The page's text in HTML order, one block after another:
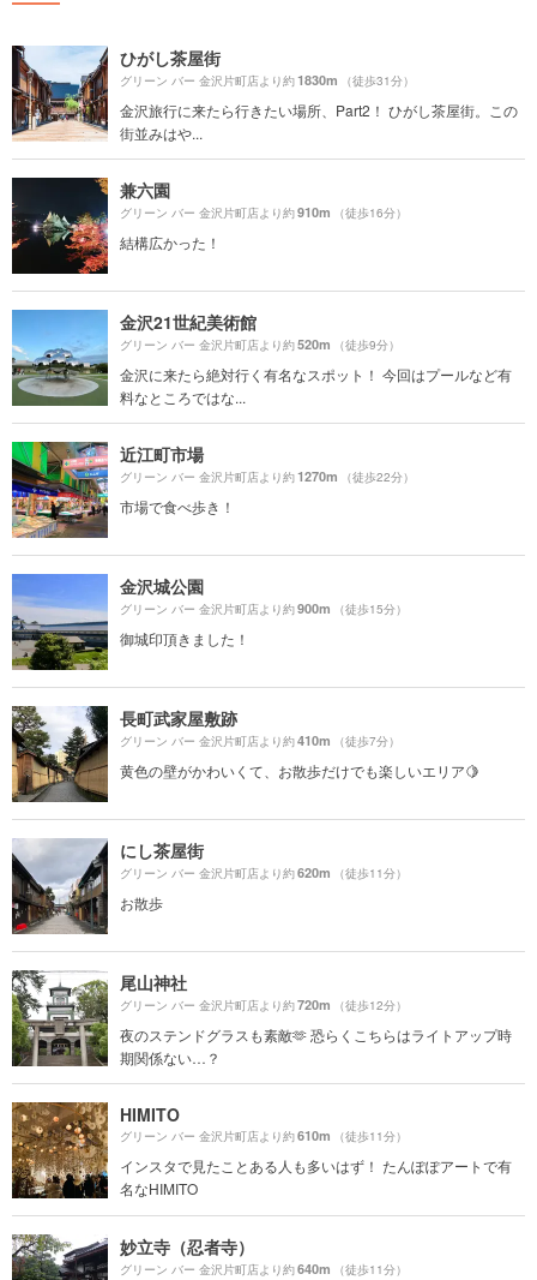
ひがし茶屋街
グリーン バー 金沢片町店より約1830m （徒歩31分）
金沢旅行に来たら行きたい場所、Part2！ ひがし茶屋街。この
街並みはや...
兼六園
グリーン バー 金沢片町店より約910m （徒歩16分）
結構広かった！
金沢21世紀美術館
グリーン バー 金沢片町店より約520m （徒歩9分）
金沢に来たら絶対行く有名なスポット！ 今回はプールなど有
料なところではな...
近江町市場
グリーン バー 金沢片町店より約1270m （徒歩22分）
市場で食べ歩き！
金沢城公園
グリーン バー 金沢片町店より約900m （徒歩15分）
御城印頂きました！
長町武家屋敷跡
グリーン バー 金沢片町店より約410m （徒歩7分）
黄色の壁がかわいくて、お散歩だけでも楽しいエリア🍋
にし茶屋街
グリーン バー 金沢片町店より約620m （徒歩11分）
お散歩
尾山神社
グリーン バー 金沢片町店より約720m （徒歩12分）
夜のステンドグラスも素敵🫶 恐らくこちらはライトアップ時
期関係ない…？
HIMITO
グリーン バー 金沢片町店より約610m （徒歩11分）
インスタで見たことある人も多いはず！ たんぽぽアートで有
名なHIMITO
妙立寺（忍者寺）
グリーン バー 金沢片町店より約640m （徒歩11分）